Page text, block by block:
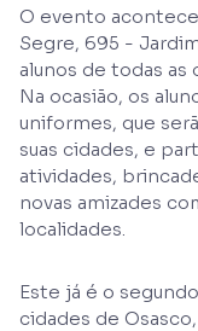
O evento
Segre, 695 -
alunos de todas
Na ocasião, os
uniformes, que
suas cidades, e
atividades,
novas amizades
localidades.
Este já é o
cidades de